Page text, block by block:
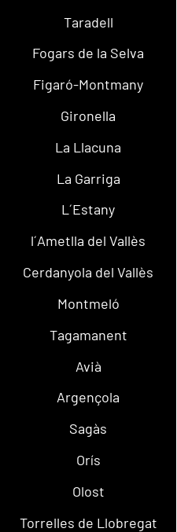
Taradell
Fogars de la Selva
Figaró-Montmany
Gironella
La Llacuna
La Garriga
L´Estany
l´Ametlla del Vallès
Cerdanyola del Vallès
Montmeló
Tagamanent
Avià
Argençola
Sagàs
Orís
Olost
Torrelles de Llobregat